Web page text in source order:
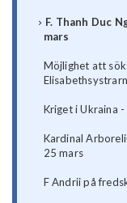
F. Thanh Duc
mars
Möjlighet att
Kriget i Ukraina
Kardinal
25 mars
F Andrii på